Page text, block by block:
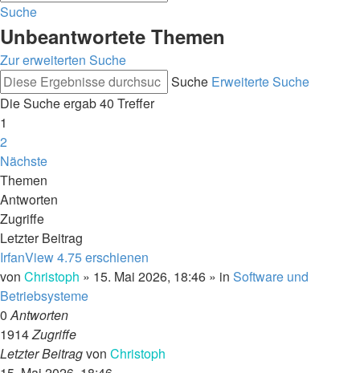
Suche
Unbeantwortete Themen
Zur erweiterten Suche
Suche Erweiterte Suche
Die Suche ergab 40 Treffer
1
2
Nächste
Themen
Antworten
Zugriffe
Letzter Beitrag
IrfanView 4.75 erschienen
von Christoph » 15. Mai 2026, 18:46 » in Software und
Betriebsysteme
0Antworten
1914Zugriffe
Letzter Beitragvon Christoph